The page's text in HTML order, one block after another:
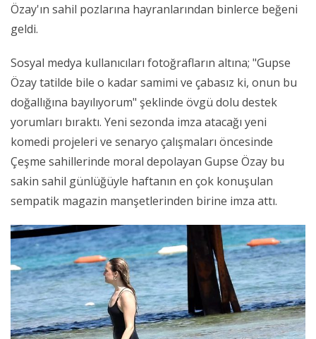
Özay'ın sahil pozlarına hayranlarından binlerce beğeni
geldi.
Sosyal medya kullanıcıları fotoğrafların altına; "Gupse
Özay tatilde bile o kadar samimi ve çabasız ki, onun bu
doğallığına bayılıyorum" şeklinde övgü dolu destek
yorumları bıraktı. Yeni sezonda imza atacağı yeni
komedi projeleri ve senaryo çalışmaları öncesinde
Çeşme sahillerinde moral depolayan Gupse Özay bu
sakin sahil günlüğüyle haftanın en çok konuşulan
sempatik magazin manşetlerinden birine imza attı.